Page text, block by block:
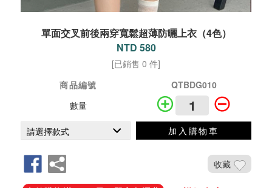
單面交叉前後兩穿寬鬆超薄防曬上衣（4色）
NTD 580
[已銷售 0 件]
商品編號
QTBDG010
數量
加入購物車
收藏